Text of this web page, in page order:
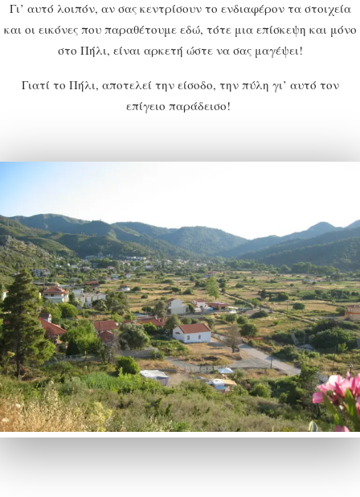
Γι’ αυτό λοιπόν, αν σας κεντρίσουν το ενδιαφέρον τα στοιχεία
και οι εικόνες που παραθέτουμε εδώ, τότε μια επίσκεψη και μόνο
στο Πήλι, είναι αρκετή ώστε να σας μαγέψει!
Γιατί το Πήλι, αποτελεί την είσοδο, την πύλη γι’ αυτό τον
επίγειο παράδεισο!